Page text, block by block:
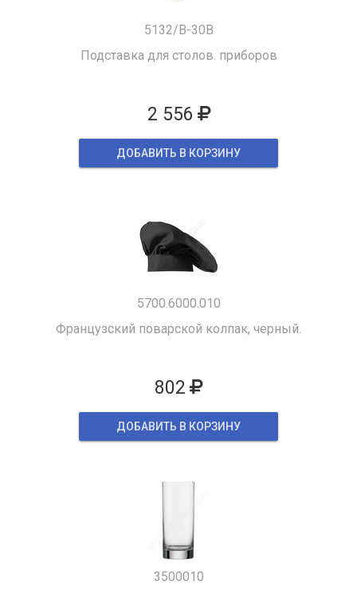
5132/B-30B
Подставка для столов. приборов
2 556
ДОБАВИТЬ В КОРЗИНУ
5700.6000.010
Французский поварской колпак, черный.
802
ДОБАВИТЬ В КОРЗИНУ
3500010